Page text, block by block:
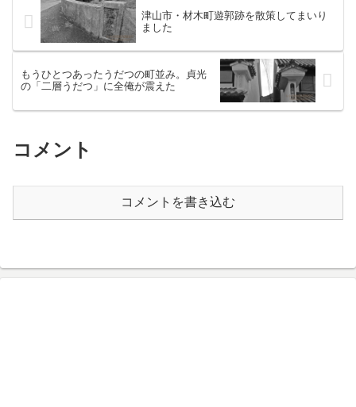
津山市・材木町遊郭跡を散策してまいり
ました
もうひとつあったうだつの町並み。貞光
の「二層うだつ」に全俺が震えた
コメント
コメントを書き込む